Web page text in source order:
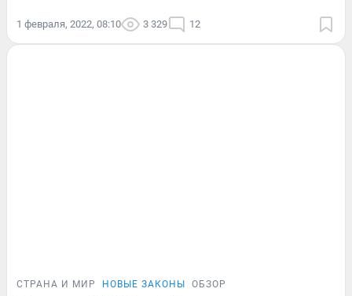
1 февраля, 2022, 08:10 3 329 12
СТРАНА И МИР НОВЫЕ ЗАКОНЫ ОБЗОР